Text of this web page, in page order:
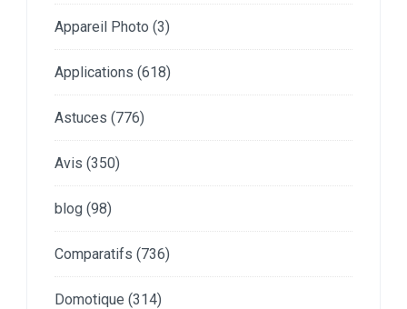
Appareil Photo (3)
Applications (618)
Astuces (776)
Avis (350)
blog (98)
Comparatifs (736)
Domotique (314)